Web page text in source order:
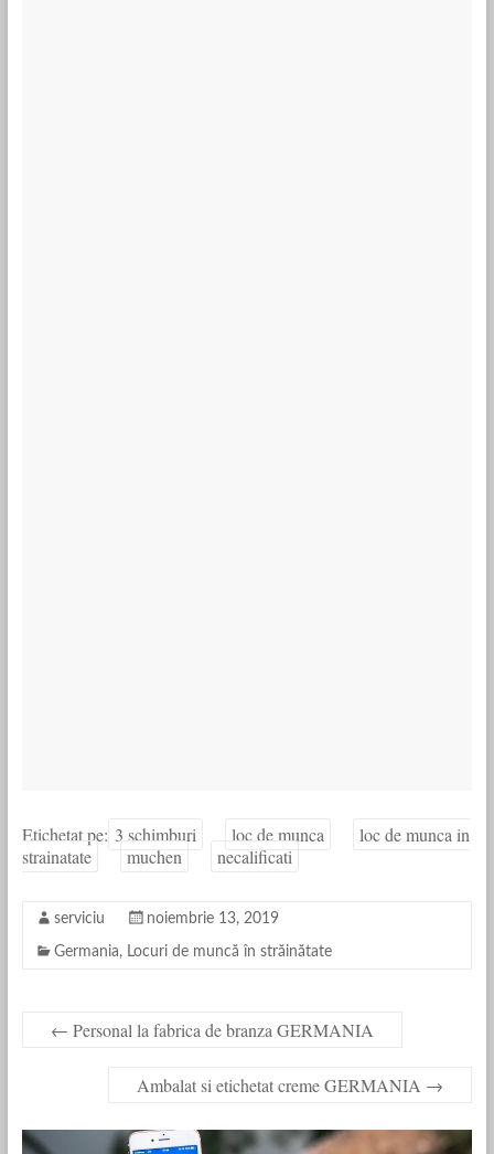
Etichetat pe: 3 schimburi loc de munca
loc de munca in
strainatate
muchen necalificati
serviciu noiembrie 13, 2019
Germania, Locuri de muncă în străinătate
← Personal la fabrica de branza GERMANIA
Ambalat si etichetat creme GERMANIA →